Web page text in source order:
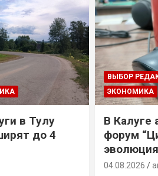
в Тулу
до 4
ВЫБОР
ЭКОНОМИКА
В Калуге
форум
04.08.2026